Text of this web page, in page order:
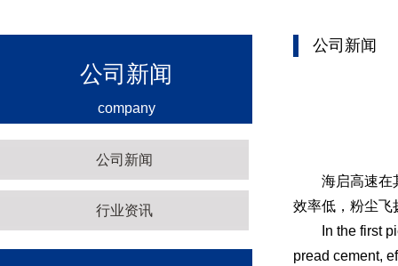
公司新闻
company
公司新闻
行业资讯
公司新闻
海启高速在其
效率低，粉尘飞
In the first
pread cement,